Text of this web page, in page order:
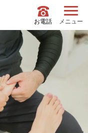
お電話 メニュー